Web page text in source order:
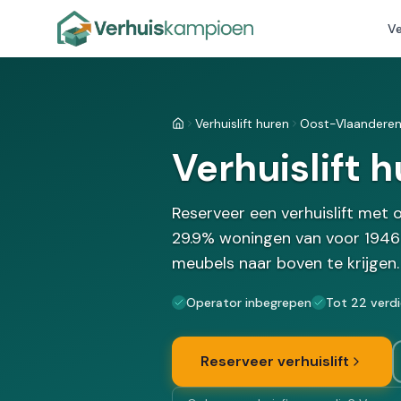
HomeVerhuislift huren Oost-Vlaanderen
Verhuislift
Reserveer een verhuislift met
29.9% woningen van voor
meubels naar boven te krijgen.
Operator inbegrepen Tot 22
Reserveer verhuislift